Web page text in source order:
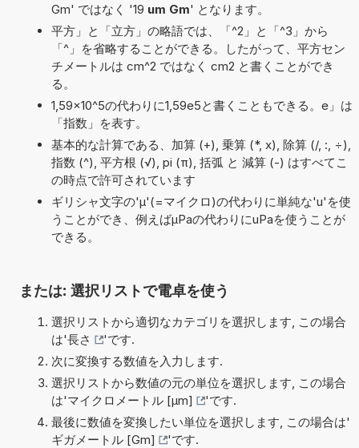
Gm' ではなく '19 um Gm' となります。
平方」と「立方」の略語では、「^2」と「^3」から
「^」を省略することができる。したがって、平方セン
チメートルは cm^2 ではなく cm2 と書くことができ
る。
1,59×10^5の代わりに1,59e5と書くこともできる。e」は
「指数」を表す。
基本的な計算である、加算 (+), 乗算 (*, x), 除算 (/, :, ÷),
指数 (^), 平方根 (√), pi (π), 括弧 と 減算 (-) はすべてこ
の時点で許可されています
ギリシャ文字の'μ'(=マイクロ)の代わりに単純な'u'を使
うことができ、例えばµPaの代わりにuPaを使うことが
できる。
または: 選択リストで電卓を使う
選択リストから適切なカテゴリを選択します, この場合
は'長さ
'です.
次に変換する数値を入力します.
選択リストから数値の元の単位を選択します, この場合
は'マイクロメートル [µm]
'です.
最後に数値を変換したい単位を選択します, この場合は'
ギガメートル [Gm]
'です.